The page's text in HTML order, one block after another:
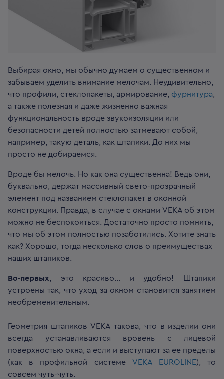
Выбирая окно, мы обычно думаем о существенном и
забываем уделить внимание мелочам. Неудивительно,
что профили, стеклопакеты, армирование, фурнитура
а также полезная и даже жизненно важная
функциональность вроде звукоизоляции или
безопасности детей полностью затмевают собой,
например, такую деталь, как штапики. До них мы
просто не добираемся.
Вроде бы мелочь. Но как она существенна! Ведь они,
буквально, держат массивный свето-прозрачный
элемент под названием стеклопакет в оконной
конструкции. Правда, в случае с окнами VEKA об этом
можно не беспокоиться. Достаточно просто помнить,
что мы об этом полностью позаботились. Хотите знать
как? Хорошо, тогда несколько слов о преимуществах
наших штапиков.
Во-первых , это красиво… и удобно! Штапики
устроены так, что уход за окном становится занятием
необременительным.
Геометрия штапиков VEKA такова, что в изделии они
всегда устанавливаются вровень с лицевой
поверхностью окна, а если и выступают за ее пределы
(как в профильной системе VEKA EUROLINE), то
совсем чуть-чуть.